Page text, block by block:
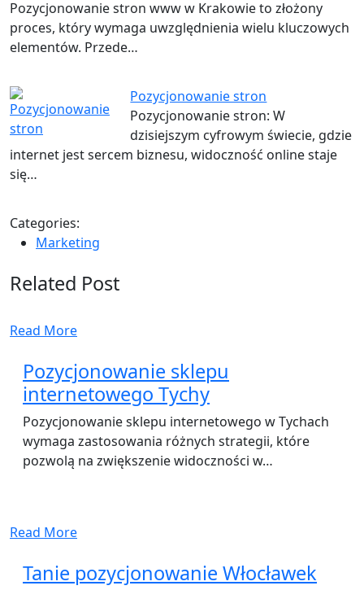
Pozycjonowanie stron www w Krakowie to złożony
proces, który wymaga uwzględnienia wielu kluczowych
elementów. Przede…
Pozycjonowanie stron
Pozycjonowanie stron: W
dzisiejszym cyfrowym świecie, gdzie
internet jest sercem biznesu, widoczność online staje
się…
Categories:
Marketing
Related Post
Read More
Pozycjonowanie sklepu
internetowego Tychy
Pozycjonowanie sklepu internetowego w Tychach
wymaga zastosowania różnych strategii, które
pozwolą na zwiększenie widoczności w…
Read More
Tanie pozycjonowanie Włocławek